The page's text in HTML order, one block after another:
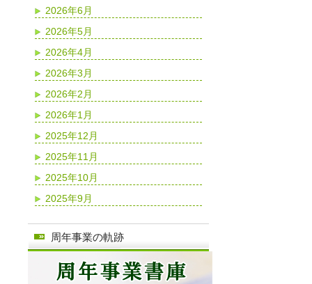
2026年6月
2026年5月
2026年4月
2026年3月
2026年2月
2026年1月
2025年12月
2025年11月
2025年10月
2025年9月
周年事業の軌跡